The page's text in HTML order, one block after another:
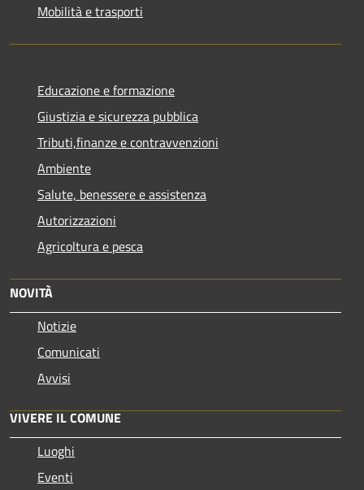
Mobilità e trasporti
Educazione e formazione
Giustizia e sicurezza pubblica
Tributi,finanze e contravvenzioni
Ambiente
Salute, benessere e assistenza
Autorizzazioni
Agricoltura e pesca
NOVITÀ
Notizie
Comunicati
Avvisi
VIVERE IL COMUNE
Luoghi
Eventi